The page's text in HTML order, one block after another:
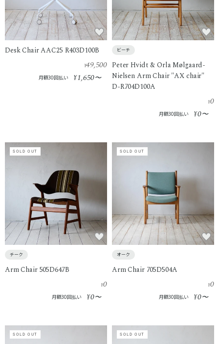
Desk Chair AAC25 R403D100B
¥49,500
月額30回払い ¥1,650〜
ビーチ
Peter Hvidt & Orla Mølgaard-
Nielsen Arm Chair "AX chair"
D-R704D100A
¥0
月額30回払い ¥0〜
SOLD OUT
チーク
Arm Chair 505D647B
¥0
月額30回払い ¥0〜
SOLD OUT
オーク
Arm Chair 705D504A
¥0
月額30回払い ¥0〜
SOLD OUT SOLD OUT